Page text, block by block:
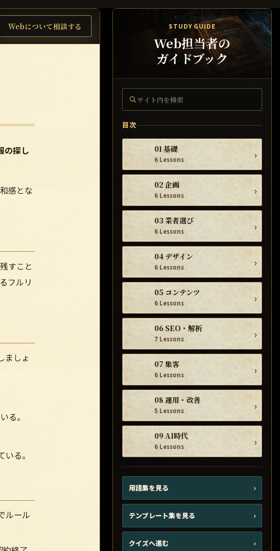
STUDY GUIDE
Web担当者の
ガイドブック
サイト内を検索
目次
01 基礎
6 Lessons ›
02 企画
6 Lessons ›
03 業者選び
6 Lessons ›
04 デザイン
6 Lessons ›
05 コンテンツ
6 Lessons ›
06 SEO・解析
7 Lessons ›
07 集客
6 Lessons ›
08 運用・改善
5 Lessons ›
09 AI時代
6 Lessons ›
用語集を見る ›
テンプレート集を見る ›
クイズへ進む ›
Webについて相談する
の探し
感とな
すこと
フルリ
ましょ
る。
る。
ルール